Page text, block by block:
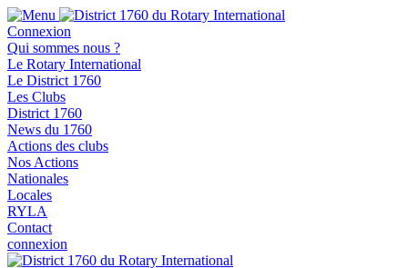
Connexion
Qui sommes nous ?
Le Rotary International
Le District 1760
Les Clubs
District 1760
News du 1760
Actions des clubs
Nos Actions
Nationales
Locales
RYLA
Contact
connexion